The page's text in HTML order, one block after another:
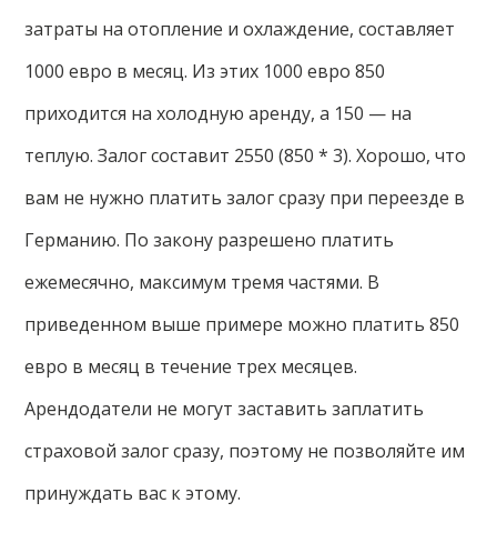
затраты на отопление и охлаждение, составляет
1000 евро в месяц. Из этих 1000 евро 850
приходится на холодную аренду, а 150 — на
теплую. Залог составит 2550 (850 * 3). Хорошо, что
вам не нужно платить залог сразу при переезде в
Германию. По закону разрешено платить
ежемесячно, максимум тремя частями. В
приведенном выше примере можно платить 850
евро в месяц в течение трех месяцев.
Арендодатели не могут заставить заплатить
страховой залог сразу, поэтому не позволяйте им
принуждать вас к этому.